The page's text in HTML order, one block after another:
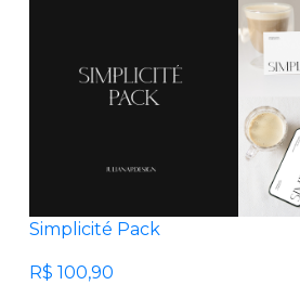
Simplicité Pack
R$ 100,90